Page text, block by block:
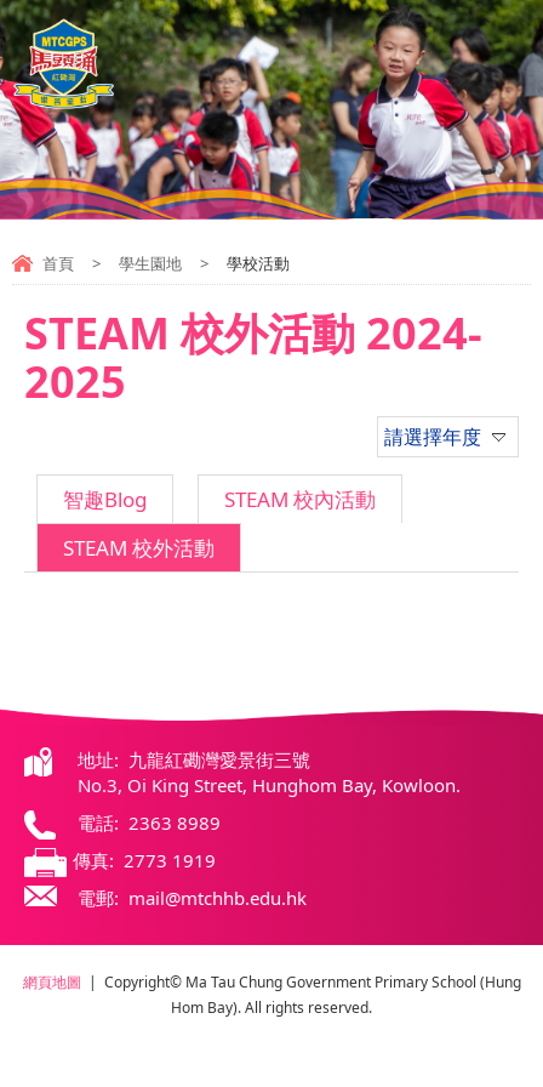
首頁 > 學生園地 > 學校活動
STEAM 校外活動 2024-
2025
請選擇年度
智趣Blog
STEAM 校內活動
STEAM 校外活動
地址: 九龍紅磡灣愛景街三號
No.3, Oi King Street, Hunghom Bay, Kowloon.
電話: 2363 8989
傳真: 2773 1919
電郵: mail@mtchhb.edu.hk
網頁地圖 | Copyright© Ma Tau Chung Government Primary School (Hung
Hom Bay). All rights reserved.